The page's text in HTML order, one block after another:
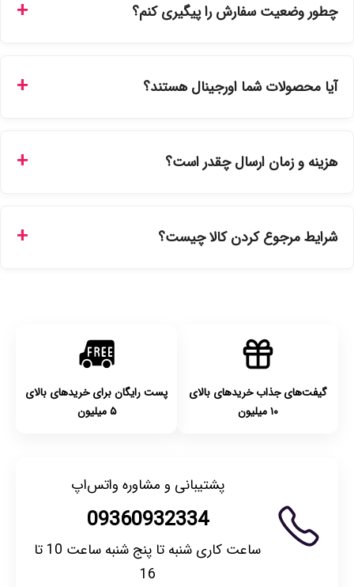
چطور وضعیت سفارش را پیگیری کنم؟
سفارشات در سایت، وضعیت لحظه‌ای مرسوله را مشاهده کنید.
آیا محصولات شما اورجینال هستند؟
نمایندگی‌های معتبر تهیه شده و دارای بچ‌کد قابل استعلام هستند.
هزینه و زمان ارسال چقدر است؟
انتخاب کنید و برای شهرستان‌ها بین یک الی ۳ روز کاری از طریق
شرایط مرجوع کردن کالا چیست؟
گیفت‌های جذاب خریدهای بالای
۱۰ میلیون
پست رایگان برای خریدهای بالای
۵ میلیون
پشتیبانی و مشاوره واتس‌اپ
09360932334
ساعت کاری شنبه تا پنج شنبه ساعت 10 تا
16